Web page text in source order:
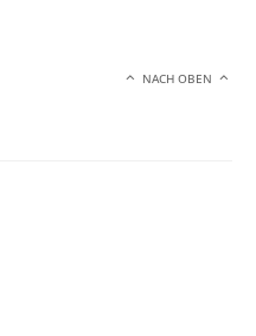
NACH OBEN